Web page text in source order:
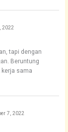
2022
tapi dengan
Beruntung
sama
7, 2022